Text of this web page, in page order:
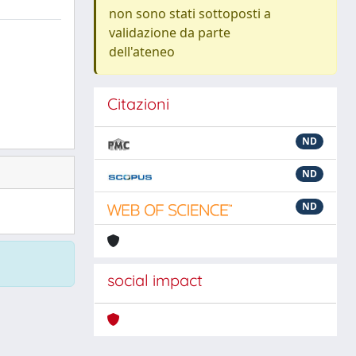
non sono stati sottoposti a
validazione da parte
dell'ateneo
Citazioni
ND
ND
ND
social impact